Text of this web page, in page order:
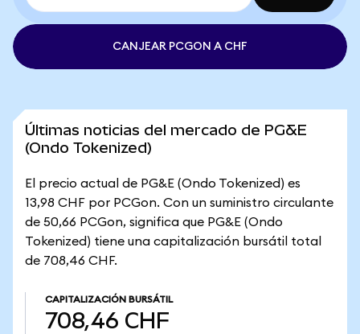
CANJEAR PCGON A CHF
Últimas noticias del mercado de PG&E
(Ondo Tokenized)
El precio actual de PG&E (Ondo Tokenized) es
13,98 CHF por PCGon. Con un suministro circulante
de 50,66 PCGon, significa que PG&E (Ondo
Tokenized) tiene una capitalización bursátil total
de 708,46 CHF.
CAPITALIZACIÓN BURSÁTIL
708,46 CHF